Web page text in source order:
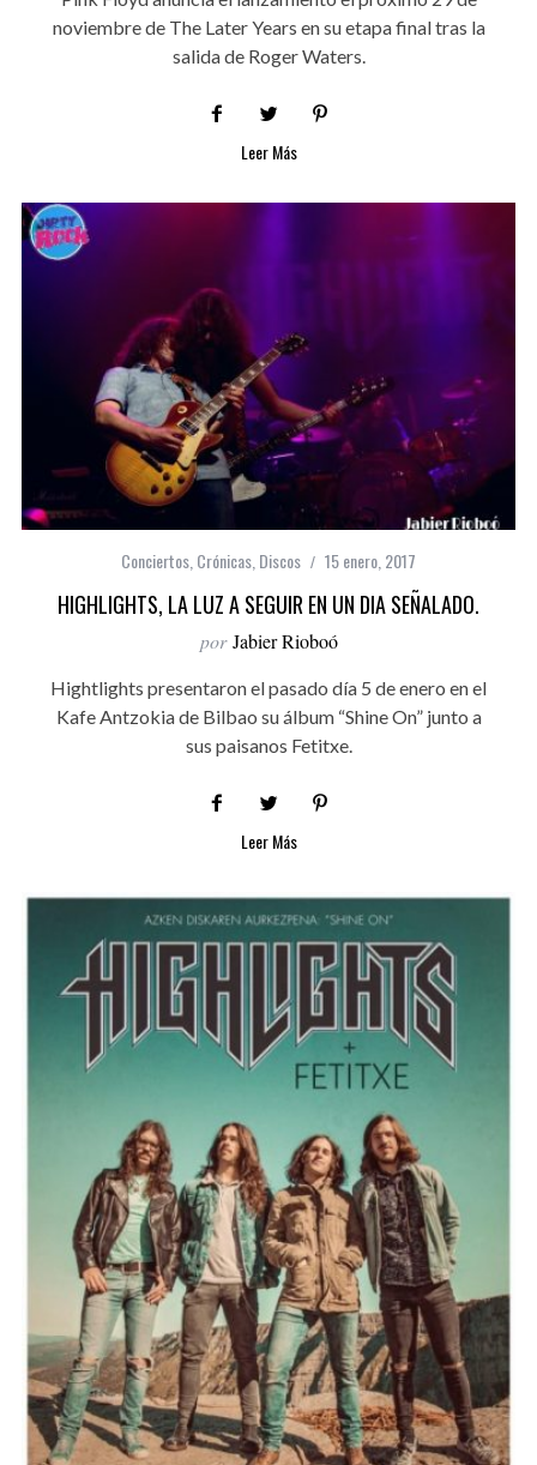
noviembre de The Later Years en su etapa final tras la
salida de Roger Waters.
Leer Más
Conciertos Crónicas Discos 15 enero, 2017
HIGHLIGHTS, LA LUZ A SEGUIR EN UN DIA SEÑALADO.
por Jabier Rioboó
Hightlights presentaron el pasado día 5 de enero en el
Kafe Antzokia de Bilbao su álbum “Shine On” junto a
sus paisanos Fetitxe.
Leer Más